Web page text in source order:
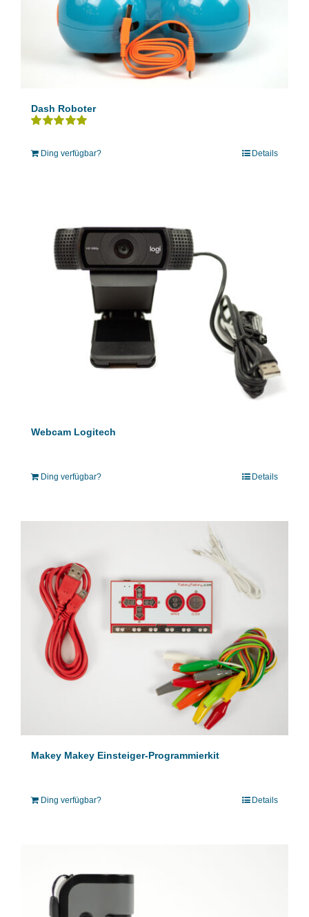
Dash Roboter
mit5.00 von 5
Ding verfügbar? Details
Webcam Logitech
Ding verfügbar? Details
Makey Makey Einsteiger-Programmierkit
Ding verfügbar? Details